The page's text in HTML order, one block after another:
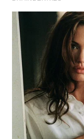
LABUANBAJO
BORNEO
Wahana
WAHANA